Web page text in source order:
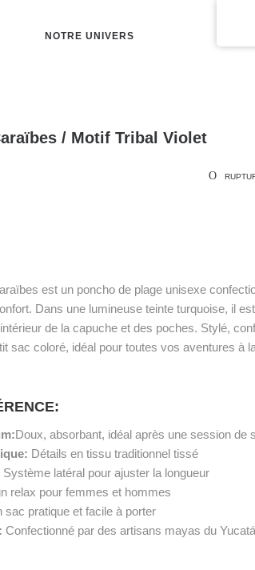
NOTRE UNIVERS
/ Motif Tribal Violet
est un poncho de plage unisexe
Dans une lumineuse teinte turquoise, il
de la capuche et des poches. Stylé,
sac coloré, idéal pour toutes vos aventures à
Doux, absorbant, idéal après une session de
Détails en tissu traditionnel tissé
Système latéral pour ajuster la longueur
relax pour femmes et hommes
sac pratique et facile à porter
Confectionné par des artisans mayas du